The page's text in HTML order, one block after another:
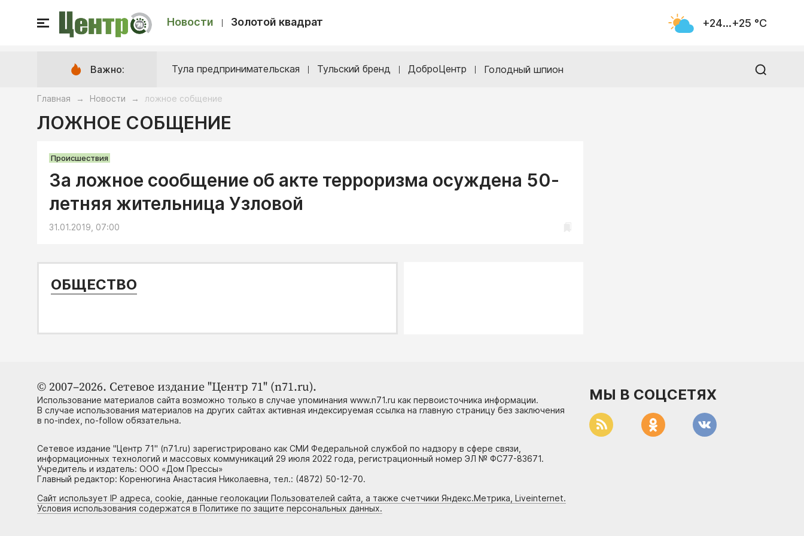
Новости Золотой квадрат +24...+25 °С
Важно: Тула предпринимательская Тульский бренд ДоброЦентр Голодный шпион
Главная → Новости → ложное собщение
ЛОЖНОЕ СОБЩЕНИЕ
Происшествия
За ложное сообщение об акте терроризма осуждена 50-
летняя жительница Узловой
31.01.2019, 07:00
ОБЩЕСТВО
© 2007–2026. Сетевое издание "Центр 71" (n71.ru).
Использование материалов сайта возможно только в случае упоминания www.n71.ru как первоисточника информации.
В случае использования материалов на других сайтах активная индексируемая ссылка на главную страницу без заключения
в no-index, no-follow обязательна.
Сетевое издание "Центр 71" (n71.ru) зарегистрировано как СМИ Федеральной службой по надзору в сфере связи,
информационных технологий и массовых коммуникаций 29 июля 2022 года, регистрационный номер ЭЛ № ФС77-83671.
Учредитель и издатель: ООО «Дом Прессы»
Главный редактор: Коренюгина Анастасия Николаевна, тел.: (4872) 50-12-70.
Сайт использует IP адреса, cookie, данные геолокации Пользователей сайта, а также счетчики Яндекс.Метрика, Liveinternet.
Условия использования содержатся в Политике по защите персональных данных.
МЫ В СОЦСЕТЯХ